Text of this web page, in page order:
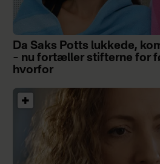
Da Saks Potts lukkede,
– nu fortæller stifterne for
hvorfor